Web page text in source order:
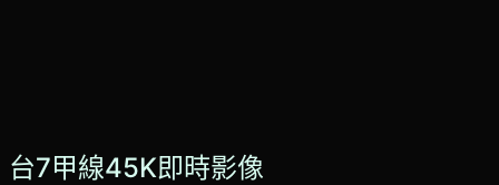
台7甲線45K即時影像